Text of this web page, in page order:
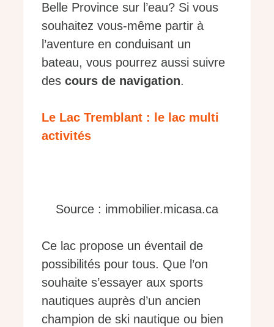
Belle Province sur l’eau? Si vous
souhaitez vous-même partir à
l’aventure en conduisant un
bateau, vous pourrez aussi suivre
des cours de navigation.
Le Lac Tremblant : le lac multi
activités
Source : immobilier.micasa.ca
Ce lac propose un éventail de
possibilités pour tous. Que l’on
souhaite s’essayer aux sports
nautiques auprès d’un ancien
champion de ski nautique ou bien